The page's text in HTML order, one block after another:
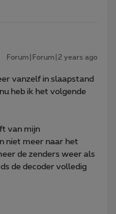
Forum|Forum|2 years ago
vanzelf in slaapstand
heb ik het volgende
van mijn
niet meer naar het
de zenders weer als
de decoder volledig